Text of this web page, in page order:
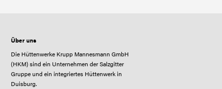
Bereich einen hohen Standard.
ist in der Zementindustrie als Rohstoff begehrt
und spart natürliche Ressourcen. Eisenhaltige
Stäube und Schlämme verarbeiten wir selbst zu
unsere Anlagen regelmäßig und schulen unsere
Mitarbeitenden, um Störfälle zu vermeiden. Wir
arbeiten eng mit den lokalen Behörden
Über uns
Die Hüttenwerke Krupp Mannesmann GmbH
(HKM) sind ein Unternehmen der Salzgitter
Gruppe und ein integriertes Hüttenwerk in
Duisburg.